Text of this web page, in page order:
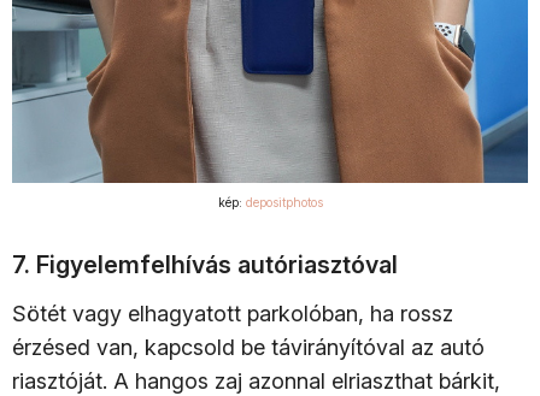
kép: depositphotos
7. Figyelemfelhívás autóriasztóval
Sötét vagy elhagyatott parkolóban, ha rossz
érzésed van, kapcsold be távirányítóval az autó
riasztóját. A hangos zaj azonnal elriaszthat bárkit,